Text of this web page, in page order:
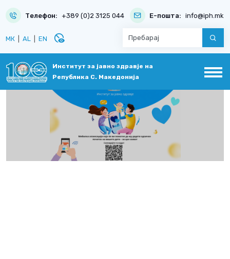
Телефон: +389 (0)2 3125 044 Е-пошта: info@iph.mk
МК AL EN disabled_visible
Институт за јавно здравје на
Република С. Македонија